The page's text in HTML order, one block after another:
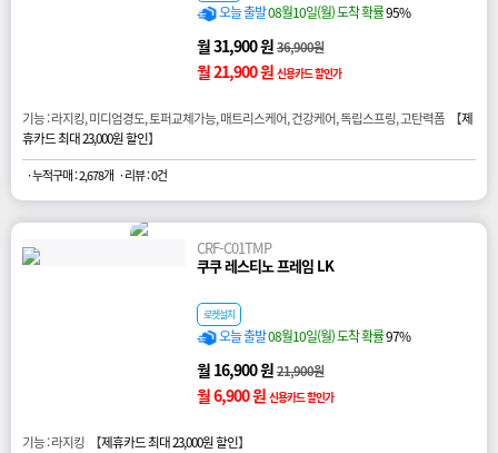
오늘 출발08월10일(월) 도착 확률95%
월 31,900 원36,900원
월 21,900 원 신용카드 할인가
기능 : 라지킹, 미디엄경도, 토퍼교체가능, 매트리스케어, 건강케어, 독립스프링, 고탄력폼 【제
휴카드 최대 23,000원 할인】
· 누적구매 : 2,678개 · 리뷰 : 0건
CRF-C01TMP
쿠쿠 레스티노 프레임 LK
로켓설치
오늘 출발08월10일(월) 도착 확률97%
월 16,900 원21,900원
월 6,900 원 신용카드 할인가
기능 : 라지킹 【제휴카드 최대 23,000원 할인】